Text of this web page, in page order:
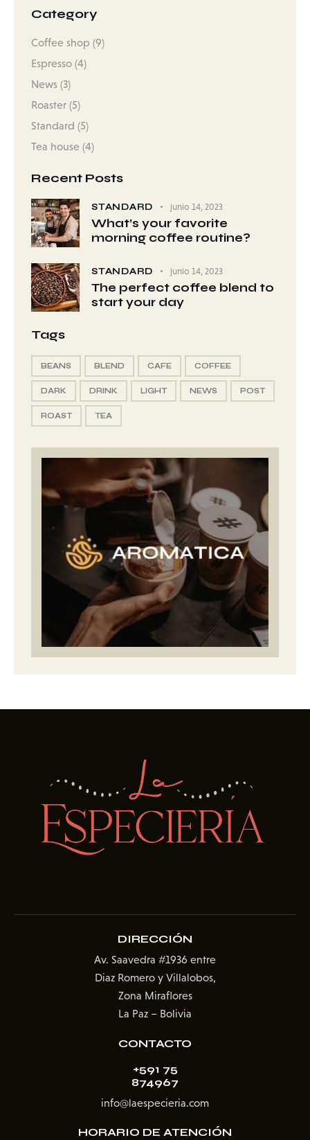
Category
Coffee shop (9)
Espresso (4)
News (3)
Roaster (5)
Standard (5)
Tea house (4)
Recent Posts
STANDARD junio 14, 2023
What’s your favorite
morning coffee routine?
STANDARD junio 14, 2023
The perfect coffee blend to
start your day
Tags
BEANS BLEND CAFE COFFEE
DARK DRINK LIGHT NEWS POST
ROAST TEA
DIRECCIÓN
Av. Saavedra #1936 entre
Diaz Romero y Villalobos,
Zona Miraflores
La Paz – Bolivia
CONTACTO
+591 75
874967
info@laespecieria.com
HORARIO DE ATENCIÓN